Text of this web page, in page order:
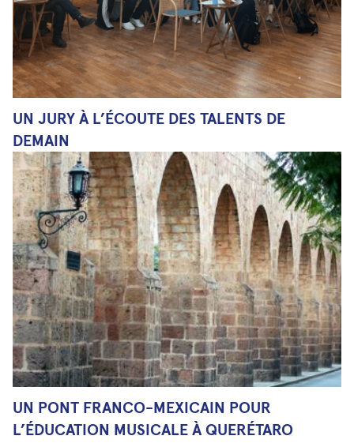
UN JURY À L’ÉCOUTE DES TALENTS DE
DEMAIN
UN PONT FRANCO-MEXICAIN POUR
L’ÉDUCATION MUSICALE À QUERÉTARO